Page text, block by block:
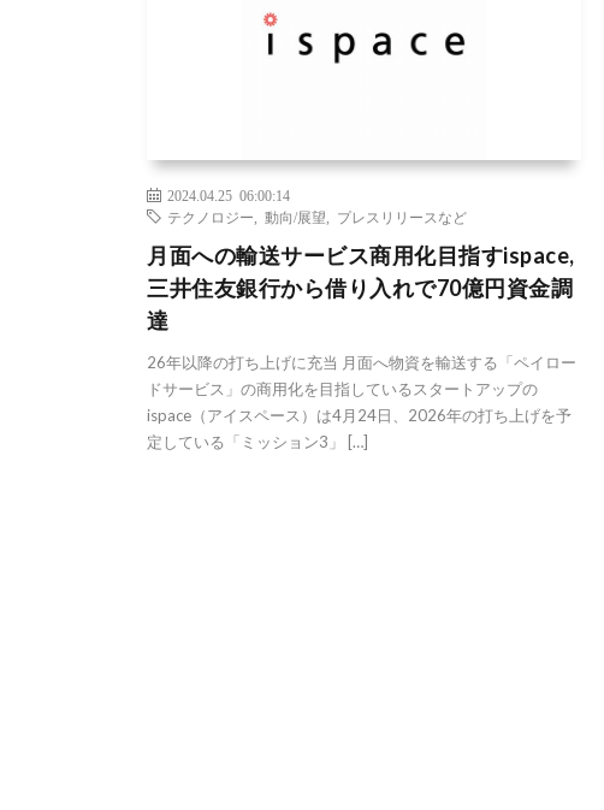
2024.04.25 06:00:14
テクノロジー
動向/展望 プレスリリースなど
月面への輸送サービス商用化目指すispace,
三井住友銀行から借り入れで70億円資金調
達
26年以降の打ち上げに充当 月面へ物資を輸送する「ペイロー
ドサービス」の商用化を目指しているスタートアップの
ispace（アイスペース）は4月24日、2026年の打ち上げを予
定している「ミッション3」 […]